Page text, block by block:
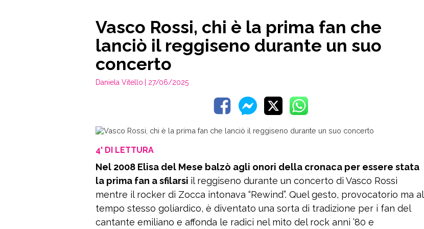
Vasco Rossi, chi è la prima fan che
lanciò il reggiseno durante un suo
concerto
Daniela Vitello | 27/06/2025
4' DI LETTURA
Nel 2008 Elisa del Mese balzò agli onori della cronaca per essere stata
la prima fan a sfilarsi il reggiseno durante un concerto di Vasco Rossi
mentre il rocker di Zocca intonava “Rewind”. Quel gesto, provocatorio ma al
tempo stesso goliardico, è diventato una sorta di tradizione per i fan del
cantante emiliano e affonda le radici nel mito del rock anni ’80 e